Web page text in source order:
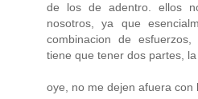
de los de adentro. ellos
nosotros, ya que
combinacion de
tiene que tener dos partes, la
oye, no me dejen afuera con